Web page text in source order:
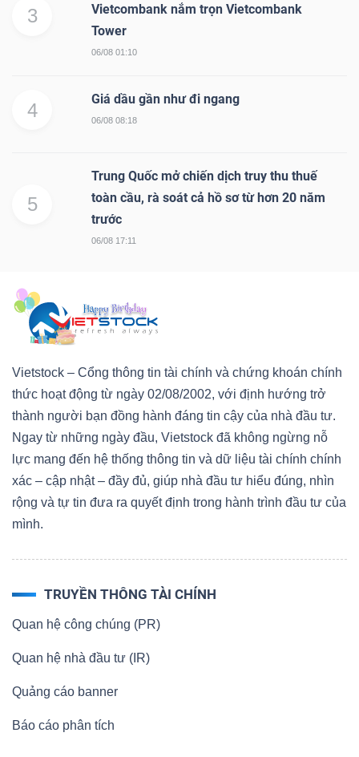
3
Vietcombank nắm trọn Vietcombank
Tower
06/08 01:10
4
Giá dầu gần như đi ngang
06/08 08:18
5
Trung Quốc mở chiến dịch truy thu thuế
toàn cầu, rà soát cả hồ sơ từ hơn 20 năm
trước
06/08 17:11
Vietstock – Cổng thông tin tài chính và chứng khoán chính
thức hoạt động từ ngày 02/08/2002, với định hướng trở
thành người bạn đồng hành đáng tin cậy của nhà đầu tư.
Ngay từ những ngày đầu, Vietstock đã không ngừng nỗ
lực mang đến hệ thống thông tin và dữ liệu tài chính chính
xác – cập nhật – đầy đủ, giúp nhà đầu tư hiểu đúng, nhìn
rộng và tự tin đưa ra quyết định trong hành trình đầu tư của
mình.
TRUYỀN THÔNG TÀI CHÍNH
Quan hệ công chúng (PR)
Quan hệ nhà đầu tư (IR)
Quảng cáo banner
Báo cáo phân tích